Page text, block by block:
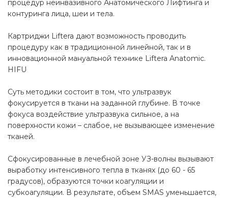
процедур неинвазивного Анатомического Лифтинга и
контуринга лица, шеи и тела.
Картриджи Liftera дают возможность проводить
процедуру как в традиционной линейной, так и в
инновационной мануальной технике Liftera Anatоmic.
HIFU
Суть методики состоит в том, что ультразвук
фокусируется в ткани на заданной глубине. В точке
фокуса воздействие ультразвука сильное, а на
поверхности кожи – слабое, не вызывающее изменение
тканей.
Сфокусированные в лечебной зоне УЗ-волны вызывают
выработку интенсивного тепла в тканях (до 60 - 65
градусов), образуются точки коагуляции и
субкоагуляции. В результате, объем SMAS уменьшается,